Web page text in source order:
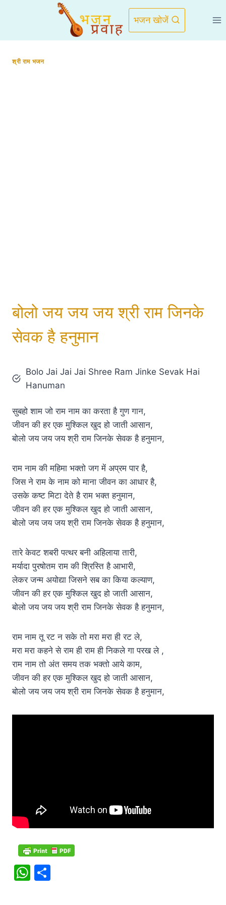
भजन खोजें
श्री राम भजन
बोलो जय जय जय श्री राम जिनके
सेवक है हनुमान
Bolo Jai Jai Jai Shree Ram Jinke Sevak Hai
Hanuman
सुबहो शाम जो राम नाम का करता है गुण गान,
जीवन की हर एक मुश्किल खुद हो जाती आसान,
बोलो जय जय जय श्री राम जिनके सेवक है हनुमान,
राम नाम की महिमा भक्तो जग में अप्रम पार है,
जिस ने राम के नाम को माना जीवन का आधार है,
उसके कष्ट मिटा देते है राम भक्त हनुमान,
जीवन की हर एक मुश्किल खुद हो जाती आसान,
बोलो जय जय जय श्री राम जिनके सेवक है हनुमान,
तारे केवट शबरी पत्थर बनी अहिलाया तारी,
मर्यादा पुरषोतम राम की श्रिस्ति है आभारी,
लेकर जन्म अयोद्या जिसने सब का किया कल्याण,
जीवन की हर एक मुश्किल खुद हो जाती आसान,
बोलो जय जय जय श्री राम जिनके सेवक है हनुमान,
राम नाम तू रट न सके तो मरा मरा ही रट ले,
मरा मरा कहने से राम ही राम ही निकले गा परख ले ,
राम नाम तो अंत समय तक भक्तो आये काम,
जीवन की हर एक मुश्किल खुद हो जाती आसान,
बोलो जय जय जय श्री राम जिनके सेवक है हनुमान,
W